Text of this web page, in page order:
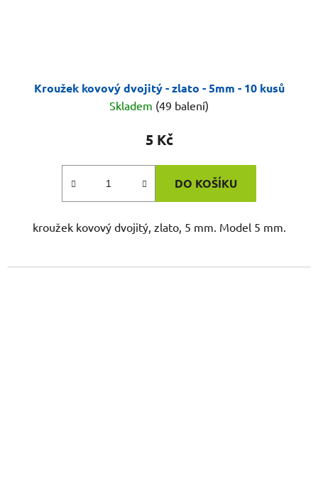
Kroužek kovový dvojitý - zlato - 5mm - 10 kusů
Skladem (49 balení)
5 Kč
DO KOŠÍKU
kroužek kovový dvojitý, zlato, 5 mm. Model 5 mm.